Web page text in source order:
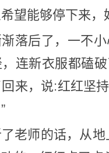
望能够停下来
落后了，一不
连新衣服都磕
来，说:红红坚
老师的话，从